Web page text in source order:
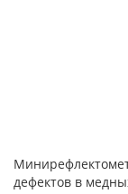
дефектов в